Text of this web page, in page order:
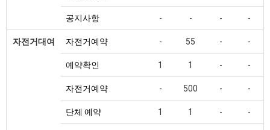
공지사항 - - - -
자전거대여 자전거예약 - 55 - -
예약확인 1 1 - -
자전거예약 - 500 - -
단체 예약 1 1 - -